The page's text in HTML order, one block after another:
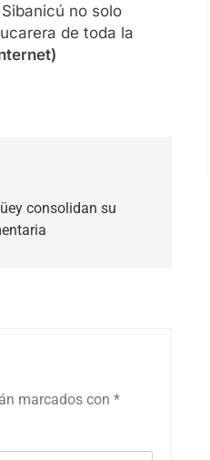
no solo
de toda la
consolidan su
marcados con *